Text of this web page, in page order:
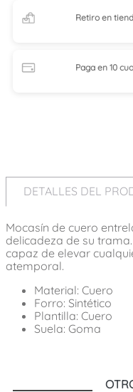
Retiro en
Paga en 10
DETALLES DEL
Mocasín de cuero
delicadeza de su
capaz de elevar
atemporal.
Material: Cuero
Forro: Sintético
Plantilla: Cuero
Suela: Goma